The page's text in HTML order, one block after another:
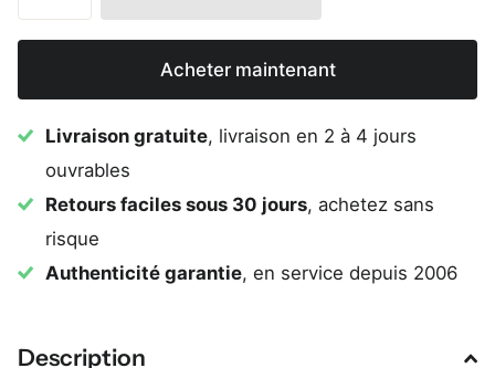
Acheter maintenant
Livraison gratuite, livraison en 2 à 4 jours
ouvrables
Retours faciles sous 30 jours, achetez sans
risque
Authenticité garantie, en service depuis 2006
Description